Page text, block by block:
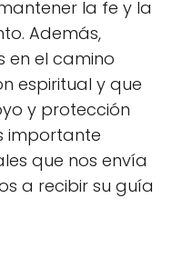
la fe y la
Además,
en el camino
espiritual y que
y protección
importante
que nos envía
a recibir su guía